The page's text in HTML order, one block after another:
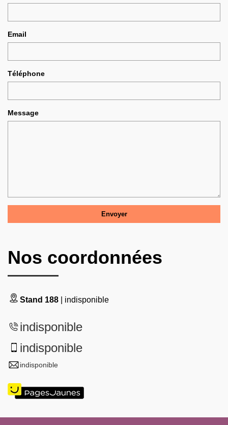
Email
Téléphone
Message
Nos coordonnées
Stand 188 | indisponible
indisponible
indisponible
indisponible